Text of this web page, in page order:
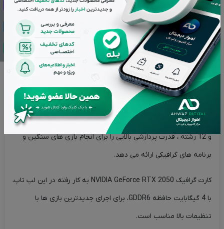
روان از بازی را برای شما رقم می زند. از دیگر مشخصات این صفحه
نمایش، می‌توان به sRGB:62.5%، Adobe:75.35%، G-Sync، پنل
vIPS-Level و نسبت ابعاد 16:9 اشاره کرد.
پردازنده و کارت گرافیک:
لپ تاپ TUF Gaming F15 FX506HF از پردازنده قدرتمند نسل
یازدهم Intel Core i5-11400H بهره می برد. این پردازنده با 6 هسته
و 12 رشته ، قدرت پردازشی بالایی را برای انجام بازی های سنگین و
برنامه های گرافیکی ارائه می دهد.
کارت گرافیک NVIDIA GeForce RTX 2050 به کار رفته در این لپ تاپ،
با 4 گیگابایت حافظه GDDR6، برای اجرای جدیدترین بازی ها با
تنظیمات بالا مناسب است.